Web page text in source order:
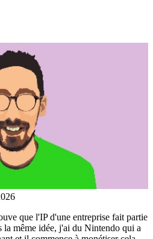
que l'IP d'une entreprise fait partie
même idée, j'ai du Nintendo qui a